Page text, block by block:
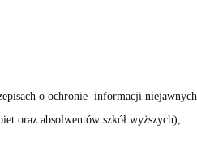
o ochronie informacji niejawnych,
oraz absolwentów szkół wyższych),